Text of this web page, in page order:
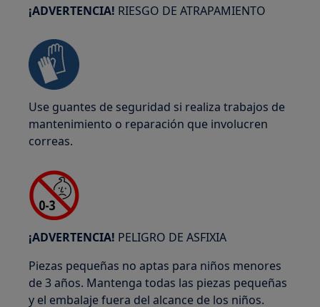
¡ADVERTENCIA! RIESGO DE ATRAPAMIENTO
Use guantes de seguridad si realiza trabajos de
mantenimiento o reparación que involucren
correas.
¡ADVERTENCIA! PELIGRO DE ASFIXIA
Piezas pequeñas no aptas para niños menores
de 3 años. Mantenga todas las piezas pequeñas
y el embalaje fuera del alcance de los niños.